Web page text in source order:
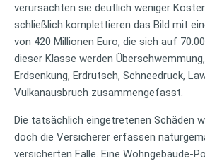
verursachten sie deutlich weniger
schließlich komplettieren das Bild mit
von 420 Millionen Euro, die sich auf
dieser Klasse werden
Erdsenkung, Erdrutsch, Schneedruck,
Vulkanausbruch zusammengefasst.
Die tatsächlich eingetretenen Schäden
doch die Versicherer erfassen
versicherten Fälle. Eine Wohngebäude-